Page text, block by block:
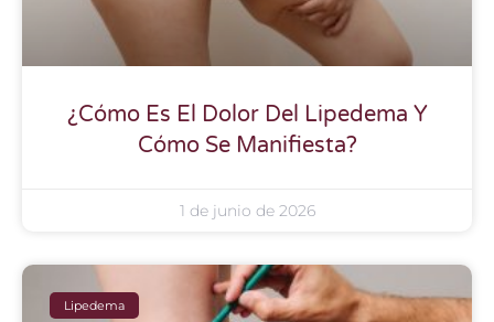
¿Cómo Es El Dolor Del Lipedema Y
Cómo Se Manifiesta?
1 de junio de 2026
Lipedema